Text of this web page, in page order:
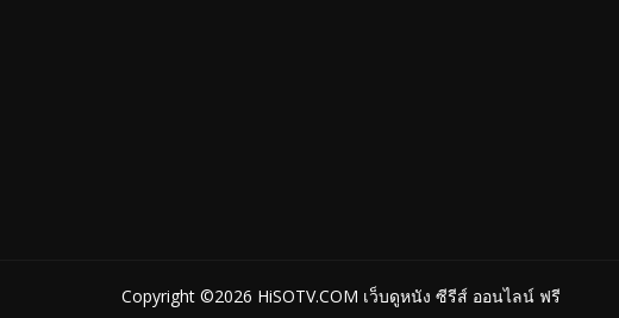
Copyright ©2026 HiSOTV.COM เว็บดูหนัง ซีรีส์ ออนไลน์ ฟรี